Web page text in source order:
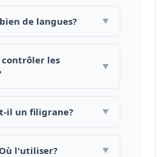
de langues? ▼
les
▼
il un filigrane? ▼
Où l'utiliser? ▼